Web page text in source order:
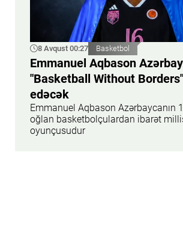
8 Avqust 00:27 Basketbol
Emmanuel Aqbason
"Basketball Without
edəcək
Emmanuel Aqbason Azərbaycanın
oğlan basketbolçulardan ibarət
oyunçusudur